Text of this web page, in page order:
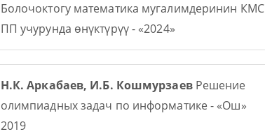
Болочоктогу математика мугалимдеринин КМС
ПП учурунда өнүктүрүү - «2024»
Н.К. Аркабаев, И.Б. КошмурзаевРешение
олимпиадных задач по информатике - «Ош»
2019